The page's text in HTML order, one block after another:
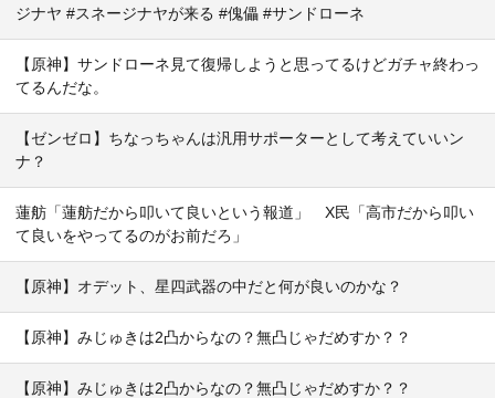
ジナヤ #スネージナヤが来る #傀儡 #サンドローネ
【原神】サンドローネ見て復帰しようと思ってるけどガチャ終わっ
てるんだな。
【ゼンゼロ】ちなっちゃんは汎用サポーターとして考えていいン
ナ？
蓮舫「蓮舫だから叩いて良いという報道」 X民「高市だから叩い
て良いをやってるのがお前だろ」
【原神】オデット、星四武器の中だと何が良いのかな？
【原神】みじゅきは2凸からなの？無凸じゃだめすか？？
【原神】みじゅきは2凸からなの？無凸じゃだめすか？？